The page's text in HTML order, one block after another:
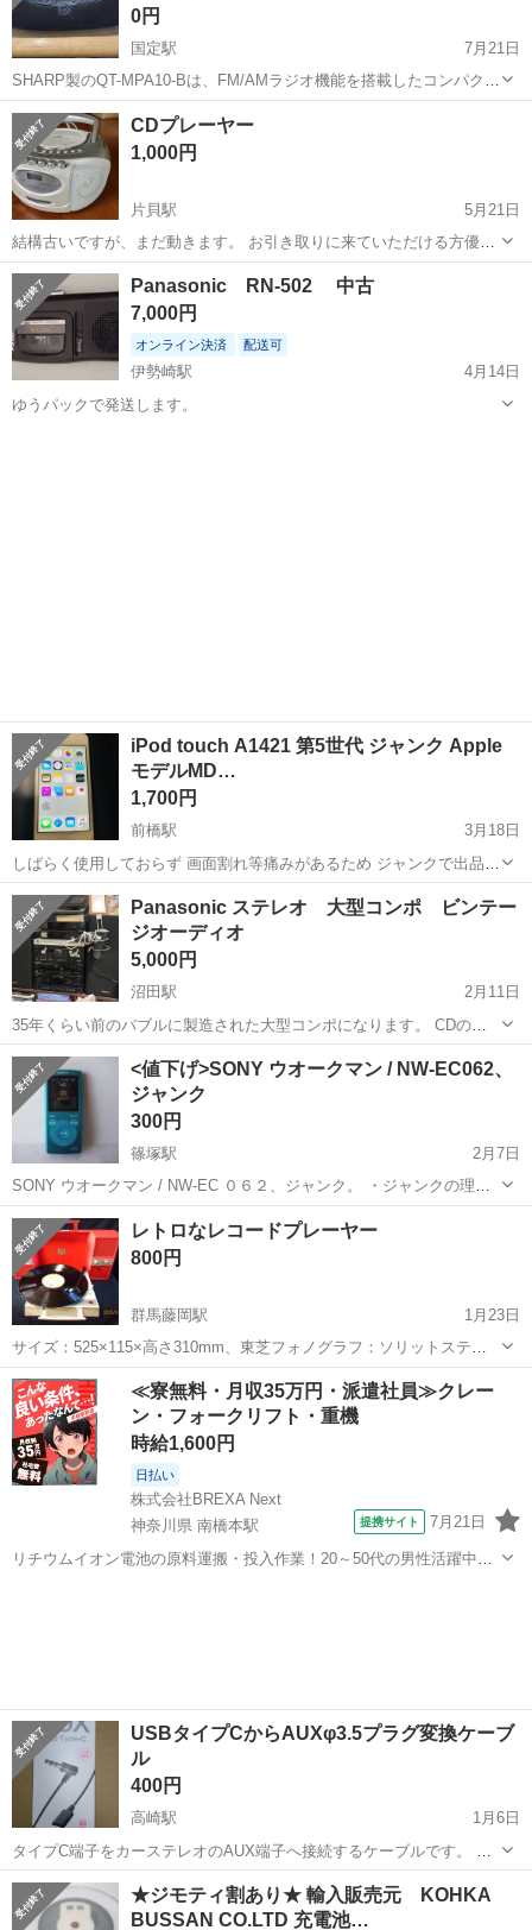
0円
国定駅
7月21日
SHARP製のQT-MPA10-Bは、FM/AMラジオ機能を搭載したコンパクト
なオーディオシステムです。 現在不動です、電池入れた時のみ通電は
確認 （通電だけでその他の動作は不明） 本体だけです。 部品ど
り・...
群馬 伊勢崎市 国定駅
CDプレーヤー
1,000円
片貝駅
5月21日
結構古いですが、まだ動きます。 お引き取りに来ていただける方優先
でお譲りいたします。 よろしくお願いいたします🙇‍♀️
群馬 前橋市 ポータブルプレーヤー
Panasonic RN-502 中古
7,000円
オンライン決済 配送可
伊勢崎駅
4月14日
ゆうパックで発送します。
iPod touch A1421 第5世代 ジャンク Apple
モデルMD…
1,700円
前橋駅
3月18日
しばらく使用しておらず 画面割れ等痛みがあるため ジャンクで出品し
ます。 動作確認を兼ねて初期化済みです。 受渡場所:セブン-イレブン
前橋表町２丁目店駐車場 早めに取りに来ていただける方を優先しま
す。希望日時をお知ら...
群馬 前橋市 ポータブルプレーヤー iPod touch
Panasonic ステレオ 大型コンポ ビンテー
ジオーディオ
5,000円
沼田駅
2月11日
35年くらい前のバブルに製造された大型コンポになります。 CDの読
み込みだけLGの社外品になります。 音質は大迫力です！！いい音がし
ます。 当時20万くらいしたと譲り受けた方から聞いております。
群馬 利根郡 沼田駅 ポータブルプレーヤー
<値下げ>SONY ウオークマン / NW-EC062、
ジャンク
300円
篠塚駅
2月7日
SONY ウオークマン / NW-EC ０６２、ジャンク。 ・ジャンクの理由
＝写真５で示すように、下方向と右方向のみ釦操作が出来ません ・音
源の取り込み～再生は問題有りません（テスト的に数曲収音して有
り） ・USBコー...
群馬 邑楽郡 篠塚駅 ポータブルプレーヤー
レトロなレコードプレーヤー
800円
群馬藤岡駅
1月23日
サイズ：525×115×高さ310mm、東芝フォノグラフ：ソリットステー
トS。動作確認済みで普通に音は出ます。レトロ製品を集めている方は
是非どうぞ！＊おまけ：LPレコード数枚付けます。
群馬 藤岡市 群馬藤岡駅 ポータブルプレーヤー
≪寮無料・月収35万円・派遣社員≫クレー
ン・フォークリフト・重機
時給1,600円
日払い
株式会社BREXA Next
神奈川県 南橋本駅
提携サイト 7月21日
リチウムイオン電池の原料運搬・投入作業！20～50代の男性活躍中★
USBタイプCからAUXφ3.5プラグ変換ケーブ
ル
400円
高崎駅
1月6日
タイプC端子をカーステレオのAUX端子へ接続するケーブルです。 カ
シムラ製で長さ1mとなります。 探すとなかなか見つからないもので
す。 殆ど使っていません。 本体と外箱のみです。
群馬 高崎市 ポータブルプレーヤー
★ジモティ割あり★ 輸入販売元 KOHKA
BUSSAN CO.LTD 充電池…